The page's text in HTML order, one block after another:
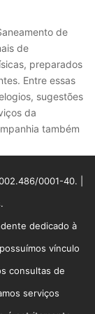
de
de
preparados
Entre essas
sugestões
da
também
0001-40. |
dedicado à
vínculo
consultas de
serviços